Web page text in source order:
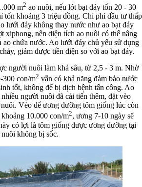
m2 ao nuôi, nếu lót bạt đáy tốn 20 - 30
tốn khoảng 3 triệu đồng. Chi phí đầu tư thấp
lưới đáy không thay nước như ao bạt đáy
xiphong, nên diện tích ao nuôi có thể nâng
ao chứa nước. Ao lưới đáy chủ yếu sử dụng
giảm được tiền điện so với ao bạt đáy.
người nuôi làm khá sâu, từ 2,5 - 3 m. Nhờ
300 con/m2 vẫn có khả năng đảm bảo nước
tốt, không để bị dịch bệnh tấn công. Ao
người nuôi đã cải tiến thêm, đặt vèo
Vèo để ương dưỡng tôm giống lúc còn
10.000 con/m2, ương 7-10 ngày sẽ
có lợi là tôm giống được ương dưỡng tại
không bị sốc.